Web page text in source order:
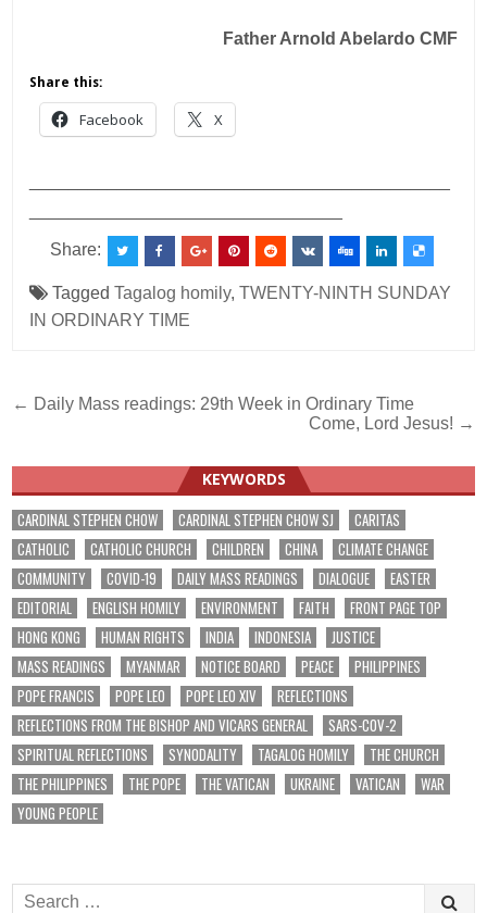
Father Arnold Abelardo CMF
Share this:
Facebook X
Share:
TaggedTagalog homily,TWENTY-NINTH SUNDAY
IN ORDINARY TIME
Post
← Daily Mass readings: 29th Week in Ordinary Time
Come, Lord Jesus! →
KEYWORDS
CARDINAL STEPHEN CHOW CARDINAL STEPHEN CHOW SJ
CARITAS
CATHOLIC
CATHOLIC CHURCH CHILDREN CHINA
CLIMATE CHANGE
COMMUNITY
COVID-19 DAILY MASS READINGS DIALOGUE
EASTER
EDITORIAL
ENGLISH HOMILY ENVIRONMENT FAITH
FRONT PAGE TOP
HONG KONG
HUMAN RIGHTS INDIA INDONESIA
JUSTICE
MASS READINGS
MYANMAR NOTICE BOARD PEACE
PHILIPPINES
POPE FRANCIS
POPE LEO POPE LEO XIV
REFLECTIONS
REFLECTIONS FROM THE BISHOP AND VICARS GENERAL
SARS-COV-2
SPIRITUAL REFLECTIONS
SYNODALITY TAGALOG HOMILY
THE CHURCH
THE PHILIPPINES
THE POPE THE VATICAN UKRAINE VATICAN
WAR
YOUNG PEOPLE
Search